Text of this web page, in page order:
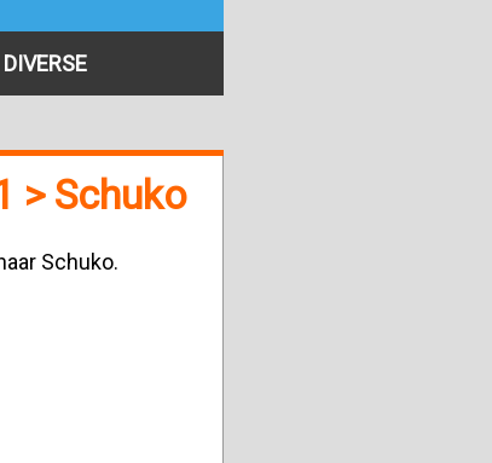
DIVERSE
> Schuko
Schuko.